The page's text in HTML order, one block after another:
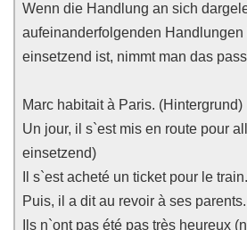
Wenn die Handlung an sich
aufeinanderfolgenden Handlungen
einsetzend ist, nimmt man das
Marc habitait à Paris. (Hintergrund)
Un jour, il s`est mis en route pour
einsetzend)
Il s`est acheté un ticket pour le
Puis, il a dit au revoir à ses
Ils n`ont pas été pas très heureux